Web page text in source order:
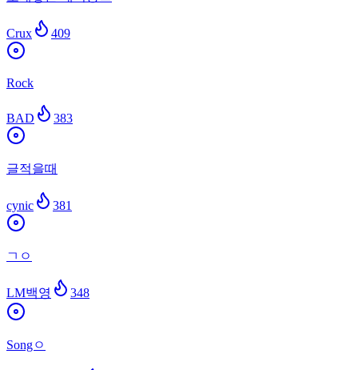
Crux 409
Rock
BAD 383
글적을때
cynic 381
ㄱㅇ
LM백영 348
Songㅇ